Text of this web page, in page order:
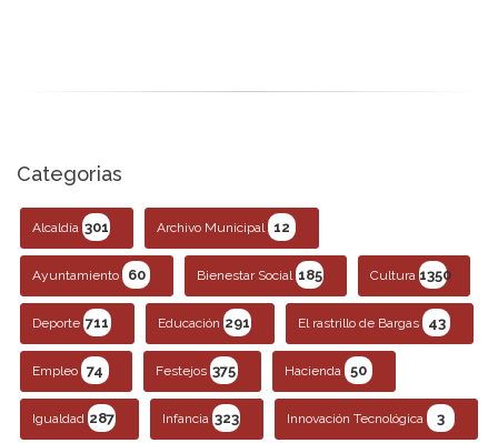
Categorias
Alcaldía 301 Archivo Municipal 12
Ayuntamiento 60 Bienestar Social 185 Cultura 1350
Deporte 711 Educación 291 El rastrillo de Bargas 43
Empleo 74 Festejos 375 Hacienda 50
Igualdad 287 Infancia 323 Innovación Tecnológica 3